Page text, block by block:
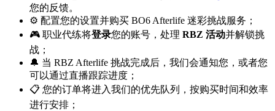
您的反馈。
⚙️ 配置您的设置并购买 BO6 Afterlife 迷彩挑战服务；
🎮 职业代练将登录您的账号，处理 RBZ 活动并解锁挑
战；
🔔 当 RBZ Afterlife 挑战完成后，我们会通知您，或者您
可以通过直播跟踪进度；
📋 您的订单将进入我们的优先队列，按购买时间和效率
进行安排；